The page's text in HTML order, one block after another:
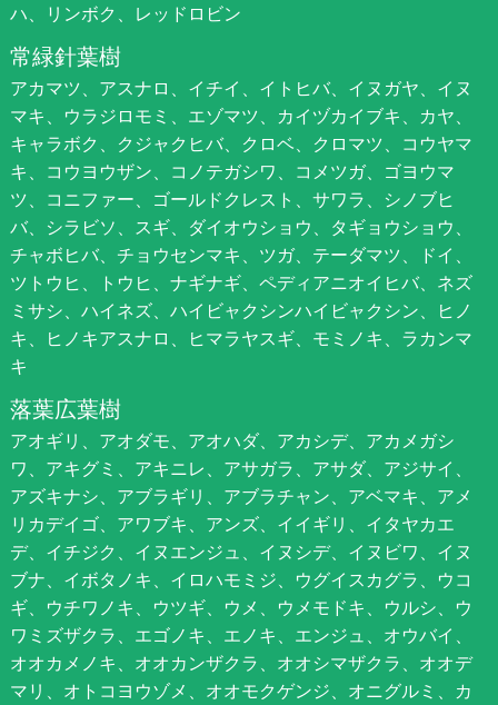
ハ、リンボク、レッドロビン
常緑針葉樹
アカマツ、アスナロ、イチイ、イトヒバ、イヌガヤ、イヌ
マキ、ウラジロモミ、エゾマツ、カイヅカイブキ、カヤ、
キャラボク、クジャクヒバ、クロベ、クロマツ、コウヤマ
キ、コウヨウザン、コノテガシワ、コメツガ、ゴヨウマ
ツ、コニファー、ゴールドクレスト、サワラ、シノブヒ
バ、シラビソ、スギ、ダイオウショウ、タギョウショウ、
チャボヒバ、チョウセンマキ、ツガ、テーダマツ、ドイ、
ツトウヒ、トウヒ、ナギナギ、ペディアニオイヒバ、ネズ
ミサシ、ハイネズ、ハイビャクシンハイビャクシン、ヒノ
キ、ヒノキアスナロ、ヒマラヤスギ、モミノキ、ラカンマ
キ
落葉広葉樹
アオギリ、アオダモ、アオハダ、アカシデ、アカメガシ
ワ、アキグミ、アキニレ、アサガラ、アサダ、アジサイ、
アズキナシ、アブラギリ、アブラチャン、アベマキ、アメ
リカデイゴ、アワブキ、アンズ、イイギリ、イタヤカエ
デ、イチジク、イヌエンジュ、イヌシデ、イヌビワ、イヌ
ブナ、イボタノキ、イロハモミジ、ウグイスカグラ、ウコ
ギ、ウチワノキ、ウツギ、ウメ、ウメモドキ、ウルシ、ウ
ワミズザクラ、エゴノキ、エノキ、エンジュ、オウバイ、
オオカメノキ、オオカンザクラ、オオシマザクラ、オオデ
マリ、オトコヨウゾメ、オオモクゲンジ、オニグルミ、カ